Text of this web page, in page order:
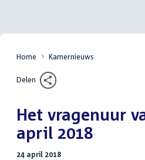
Home Kamernieuws
Delen
Het vragenuur
april 2018
24 april 2018